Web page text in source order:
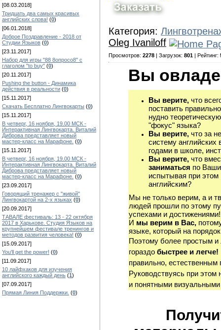
[08.03.2018]
Тридцать два самых красивых
английских слова! (0)
[06.01.2018]
Доброе Поздравление - 2018 от
Студии Языков (0)
[23.11.2017]
Набор для игры "88 8опросо8" с
глаголом "to buy" (0)
[20.11.2017]
Pushing the button - Динамика
действия в реальности (0)
[15.11.2017]
Скачать Бесплатно Лингвокарты (0)
[15.11.2017]
В четверг, 16 ноября, 19.00 МСК -
Интерактивная Лингвокарта. Виталий
Диброва представляет новый
мастер-класс на Марафоне. (0)
[15.11.2017]
В четверг, 16 ноября, 19.00 МСК -
Интерактивная Лингвокарта. Виталий
Диброва представляет новый
мастер-класс на Марафоне. (0)
[23.09.2017]
Говорящий тренажер с "живой"
Лингвокартой на 2-х языках (0)
[20.09.2017]
ТАВАЛЕ фестиваль: 13 - 22 октября
2017 в Харькове. Студия Языков на
крупнейшем фестивале тренингов и
методов развития человека! (0)
[15.09.2017]
You'll get the power! (0)
[11.09.2017]
10 лайфхаков для изучения
английского каждый день (1)
[07.09.2017]
Прямая Линия Поддержки. (0)
Категория:
Oleg Ivaniloff
Просмотров: 2278 | Загрузок: 801 | Рейтинг:
Вы
Вы верите, что
поставить
нудно
"фокус" языка?
Вы верите, что за
систему
годами в школе,
Вы верите, что
заниматься по
испытывая при этом
английским?
Мы не только верим, а и
людей прошли по этому
успехами и достижениями!
И мы верим в Вас,
языке, который на
Поэтому более простым
гораздо быстрее и легче!
правильно, естественным
Руководствуясь при
и понятными